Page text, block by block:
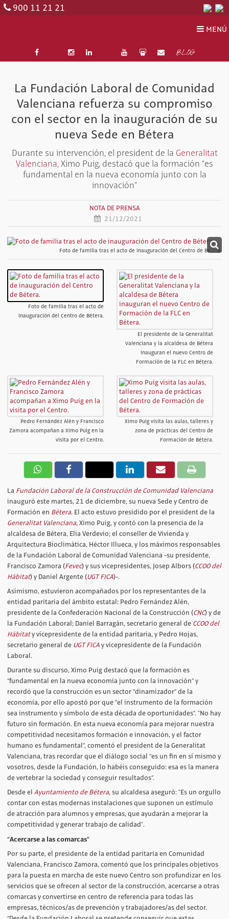
900 11 21 21
MENÚ
BLOG
La Fundación Laboral de Comunidad
Valenciana refuerza su compromiso
con el sector en la inauguración de su
nueva Sede en Bétera
Durante su intervención, el president de la Generalitat
Valenciana, Ximo Puig, destacó que la formación “es
fundamental en la nueva economía junto con la
innovación”
NOTA DE PRENSA
21/12/2021
Foto de familia tras el acto de inauguración del Centro de Bétera.
Foto de familia tras el acto de
inauguración del Centro de Bétera.
El presidente de la Generalitat
Valenciana y la alcaldesa de Bétera
inauguran el nuevo Centro de
Formación de la FLC en Bétera.
Pedro Fernández Alén y Francisco
Zamora acompañan a Ximo Puig en la
visita por el Centro.
Ximo Puig visita las aulas, talleres y
zona de prácticas del Centro de
Formación de Bétera.
La Fundación Laboral de la Construcción de Comunidad Valenciana
inauguró este martes, 21 de diciembre, su nueva Sede y Centro de
Formación en Bétera. El acto estuvo presidido por el president de la
Generalitat Valenciana, Ximo Puig, y contó con la presencia de la
alcaldesa de Bétera, Elia Verdevio; el conseller de Vivienda y
Arquitectura Bioclimática, Héctor Illueca, y los máximos responsables
de la Fundación Laboral de Comunidad Valenciana -su presidente,
Francisco Zamora (Fevec) y sus vicepresidentes, Josep Albors (CCOO del
Hábitat) y Daniel Argente (UGT FICA)-.
Asimismo, estuvieron acompañados por los representantes de la
entidad paritaria del ámbito estatal: Pedro Fernández Alén,
presidente de la Confederación Nacional de la Construcción (CNC) y de
la Fundación Laboral; Daniel Barragán, secretario general de CCOO del
Hábitaty vicepresidente de la entidad paritaria, y Pedro Hojas,
secretario general de UGT FICA y vicepresidente de la Fundación
Laboral.
Durante su discurso, Ximo Puig destacó que la formación es
“fundamental en la nueva economía junto con la innovación” y
recordó que la construcción es un sector “dinamizador” de la
economía, por ello apostó por que “el instrumento de la formación
sea instrumento y símbolo de esta década de oportunidades”. "No hay
futuro sin formación. En esta nueva economía para mejorar nuestra
competitividad necesitamos formación e innovación, y el factor
humano es fundamental”, comentó el president de la Generalitat
Valenciana, tras recordar que el diálogo social “es un fin en sí mismo y
vosotros, desde la Fundación, lo habéis conseguido: esa es la manera
de vertebrar la sociedad y conseguir resultados”.
Desde el Ayuntamiento de Bétera, su alcaldesa aseguró: "Es un orgullo
contar con estas modernas instalaciones que suponen un estímulo
de atracción para alumnos y empresas, que ayudarán a mejorar la
competitividad y generar trabajo de calidad".
“Acercarse a las comarcas”
Por su parte, el presidente de la entidad paritaria en Comunidad
Valenciana, Francisco Zamora, comentó que los principales objetivos
para la puesta en marcha de este nuevo Centro son profundizar en los
servicios que se ofrecen al sector de la construcción, acercarse a otras
comarcas y convertirse en centro de referencia para todas las
empresas, técnicos/as de prevención y trabajadores/as del sector.